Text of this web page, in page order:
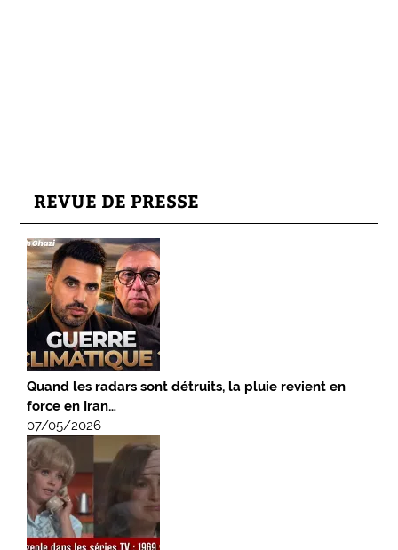
REVUE DE PRESSE
Quand les radars sont détruits, la pluie revient en
force en Iran…
07/05/2026